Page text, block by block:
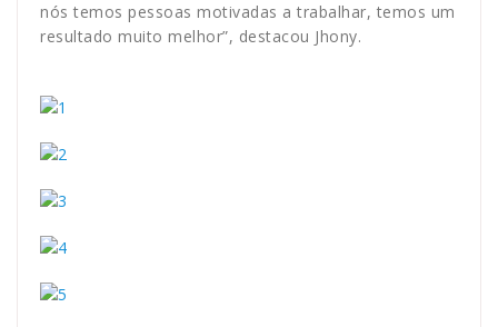
nós temos pessoas motivadas a trabalhar, temos um
resultado muito melhor”, destacou Jhony.